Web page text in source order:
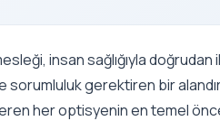
insan sağlığıyla doğrudan
sorumluluk gerektiren bir
her optisyenin en temel